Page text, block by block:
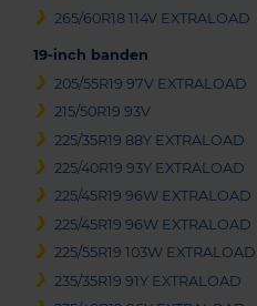
265/60R18 114V EXTRALOAD
19-inch banden
205/55R19 97V EXTRALOAD
215/50R19 93V
225/35R19 88Y EXTRALOAD
225/40R19 93Y EXTRALOAD
225/45R19 96W EXTRALOAD
225/45R19 96W EXTRALOAD
225/55R19 103W EXTRALOAD
235/35R19 91Y EXTRALOAD